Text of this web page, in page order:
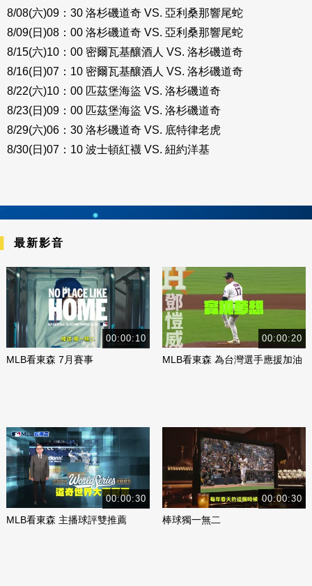
8/08(六)09：30 洛杉磯道奇 VS. 亞利桑那響尾蛇
8/09(日)08：00 洛杉磯道奇 VS. 亞利桑那響尾蛇
8/15(六)10：00 密爾瓦基釀酒人 VS. 洛杉磯道奇
8/16(日)07：10 密爾瓦基釀酒人 VS. 洛杉磯道奇
8/22(六)10：00 匹茲堡海盜 VS. 洛杉磯道奇
8/23(日)09：00 匹茲堡海盜 VS. 洛杉磯道奇
8/29(六)06：30 洛杉磯道奇 VS. 底特律老虎
8/30(日)07：10 波士頓紅襪 VS. 紐約洋基
最新影音
00:00:10
MLB看東森 7月賽事
00:00:20
MLB看東森 為台灣選手應援加油
00:00:30
MLB看東森 主播球評雙推薦
00:00:30
棒球獨一無二